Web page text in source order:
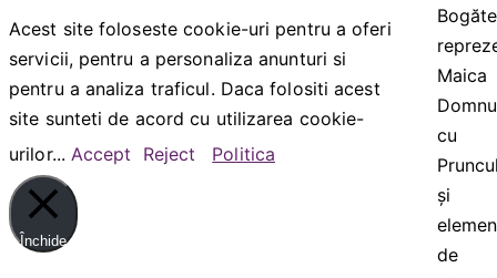
Acest site foloseste cookie-uri pentru a oferi
servicii, pentru a personaliza anunturi si
pentru a analiza traficul. Daca folositi acest
site sunteti de acord cu utilizarea cookie-
urilor... Accept Reject Politica
Închide